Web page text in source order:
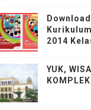
2014
YUK,